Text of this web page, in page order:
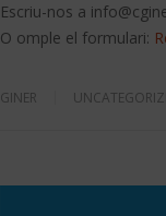
Escriu-nos a
O omple el formulari:
GINER